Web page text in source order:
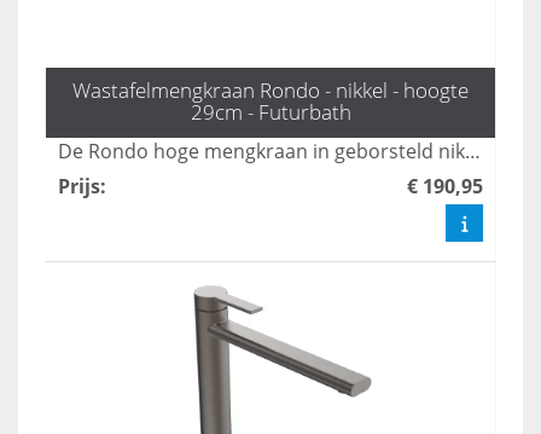
Wastafelmengkraan Rondo - nikkel - hoogte
29cm - Futurbath
De Rondo hoge mengkraan in geborsteld nikkel voegt een vleugje tijdloze elegantie toe aan elke badkamer. Met een hoogte van 29 cm is deze kraan perfect geschikt voor statement wastafels, waardoor functionaliteit en stijl naadloos samenkomen. Upgrade uw sanitair met deze prachtige toevoeging.
Prijs: € 190,95